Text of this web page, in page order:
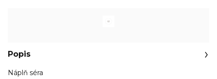
Popis
Náplň séra